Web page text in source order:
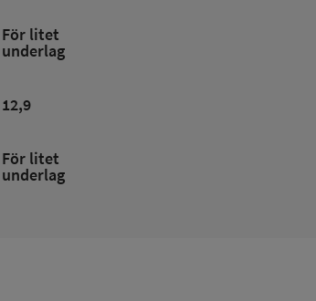
För litet
underlag
12,9
För litet
underlag